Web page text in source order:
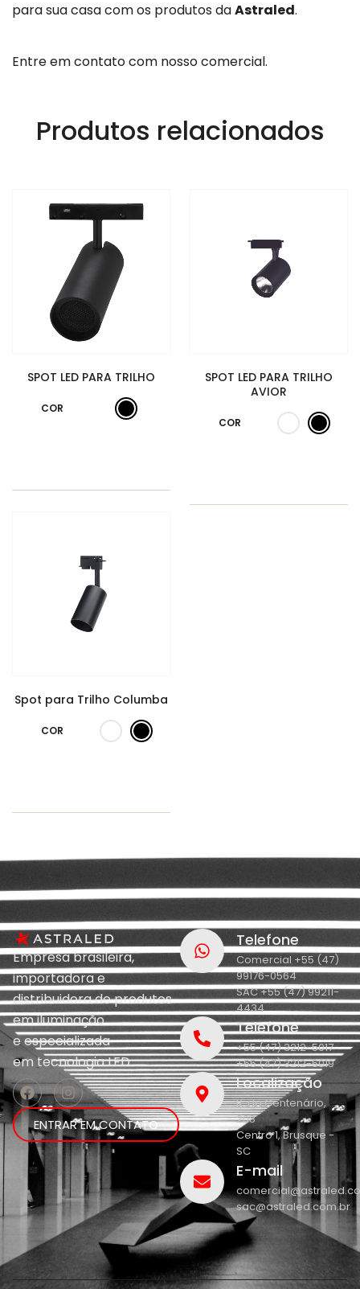
para sua casa com os produtos daAstraled.
Entre em contato com nosso comercial.
Produtos relacionados
SPOT LED PARA TRILHO
COR
SPOT LED PARA TRILHO
AVIOR
COR
Spot para Trilho Columba
COR
Empresa brasileira,
importadora e
distribuidora de produtos
em iluminação
eespecializada
emtecnologia LED.
ENTRAR EM CONTATO
Telefone
Comercial +55 (47)
99176-0564
SAC +55 (47) 99211-
4434
Telefone
+55 (47) 3212-5017
+55 (47) 3212-5019
Localização
R. do Centenário,
208
Centro 1, Brusque -
SC
E-mail
sac@astraled.com.br